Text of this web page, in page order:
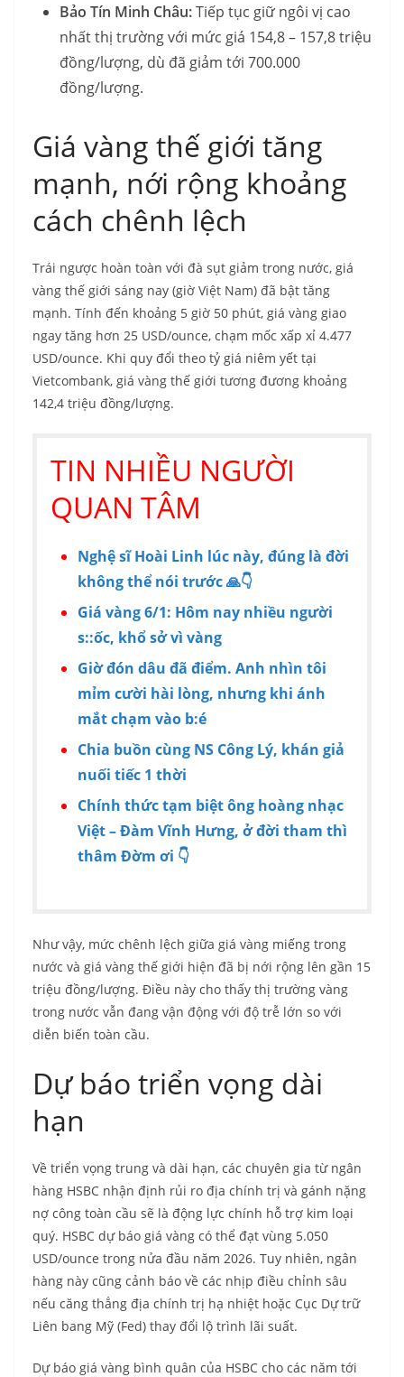
Bảo Tín Minh Châu:Tiếp tục giữ ngôi vị cao
nhất thị trường với mức giá 154,8 – 157,8 triệu
đồng/lượng, dù đã giảm tới 700.000
đồng/lượng.
Giá vàng thế giới tăng
mạnh, nới rộng khoảng
cách chênh lệch
Trái ngược hoàn toàn với đà sụt giảm trong nước, giá
vàng thế giới sáng nay (giờ Việt Nam) đã bật tăng
mạnh. Tính đến khoảng 5 giờ 50 phút, giá vàng giao
ngay tăng hơn 25 USD/ounce, chạm mốc xấp xỉ 4.477
USD/ounce. Khi quy đổi theo tỷ giá niêm yết tại
Vietcombank, giá vàng thế giới tương đương khoảng
142,4 triệu đồng/lượng.
TIN NHIỀU NGƯỜI
QUAN TÂM
Nghệ sĩ Hoài Linh lúc này, đúng là đời
không thể nói trước 🙏👇
Giá vàng 6/1: Hôm nay nhiều người
s::ốc, khổ sở vì vàng
Giờ đón dâu đã điểm. Anh nhìn tôi
mỉm cười hài lòng, nhưng khi ánh
mắt chạm vào b:é
Chia buồn cùng NS Công Lý, khán giả
nuối tiếc 1 thời
Chính thức tạm biệt ông hoàng nhạc
Việt – Đàm Vĩnh Hưng, ở đời tham thì
thâm Đờm ơi 👇
Như vậy, mức chênh lệch giữa giá vàng miếng trong
nước và giá vàng thế giới hiện đã bị nới rộng lên gần 15
triệu đồng/lượng. Điều này cho thấy thị trường vàng
trong nước vẫn đang vận động với độ trễ lớn so với
diễn biến toàn cầu.
Dự báo triển vọng dài
hạn
Về triển vọng trung và dài hạn, các chuyên gia từ ngân
hàng HSBC nhận định rủi ro địa chính trị và gánh nặng
nợ công toàn cầu sẽ là động lực chính hỗ trợ kim loại
quý. HSBC dự báo giá vàng có thể đạt vùng 5.050
USD/ounce trong nửa đầu năm 2026. Tuy nhiên, ngân
hàng này cũng cảnh báo về các nhịp điều chỉnh sâu
nếu căng thẳng địa chính trị hạ nhiệt hoặc Cục Dự trữ
Liên bang Mỹ (Fed) thay đổi lộ trình lãi suất.
Dự báo giá vàng bình quân của HSBC cho các năm tới